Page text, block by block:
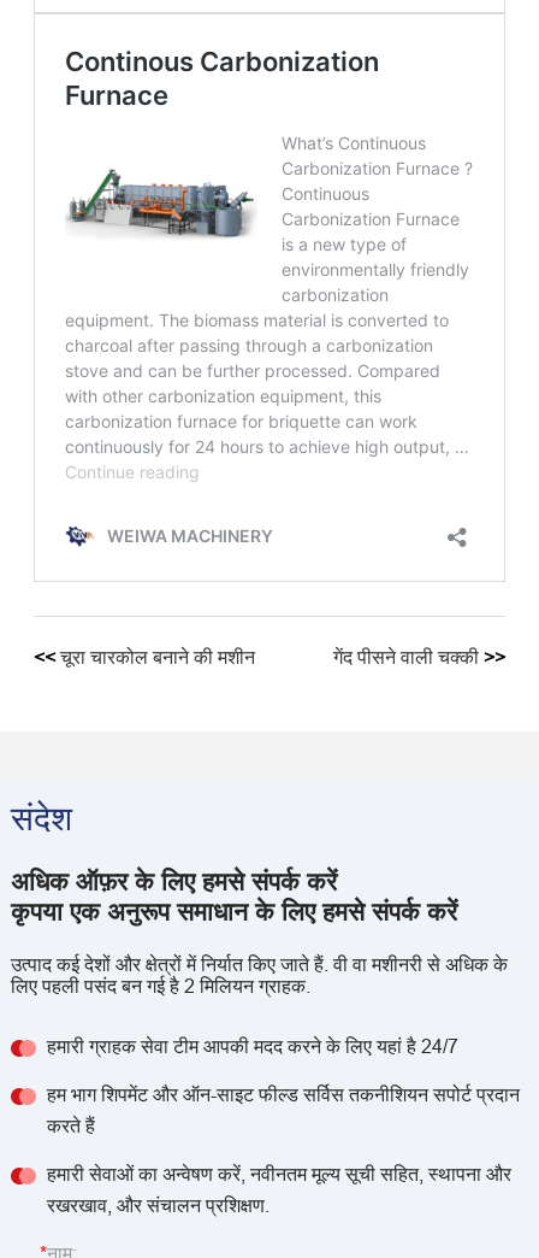
<<चूरा चारकोल बनाने की मशीन गेंद पीसने वाली चक्की >>
संदेश
अधिक ऑफ़र के लिए हमसे संपर्क करें
कृपया एक अनुरूप समाधान के लिए हमसे संपर्क करें
उत्पाद कई देशों और क्षेत्रों में निर्यात किए जाते हैं. वी वा मशीनरी से अधिक के
लिए पहली पसंद बन गई है 2 मिलियन ग्राहक.
हमारी ग्राहक सेवा टीम आपकी मदद करने के लिए यहां है 24/7
हम भाग शिपमेंट और ऑन-साइट फील्ड सर्विस तकनीशियन सपोर्ट प्रदान
करते हैं
हमारी सेवाओं का अन्वेषण करें, नवीनतम मूल्य सूची सहित, स्थापना और
रखरखाव, और संचालन प्रशिक्षण.
नाम: